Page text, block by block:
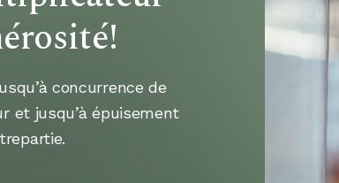
concurrence de
et jusqu’à épuisement